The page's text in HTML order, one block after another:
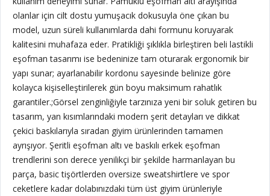
olanlar için cilt dostu yumuşacık dokusuyla öne çıkan bu
model, uzun süreli kullanımlarda dahi formunu koruyarak
kalitesini muhafaza eder. Pratikliği şıklıkla birleştiren beli lastikli
eşofman tasarımı ise bedeninize tam oturarak ergonomik bir
yapı sunar; ayarlanabilir kordonu sayesinde belinize göre
kolayca kişiselleştirilerek gün boyu maksimum rahatlık
garantiler.;Görsel zenginliğiyle tarzınıza yeni bir soluk getiren bu
tasarım, yan kısımlarındaki modern şerit detayları ve dikkat
çekici baskılarıyla sıradan giyim ürünlerinden tamamen
ayrışıyor. Şeritli eşofman altı ve baskılı erkek eşofman
trendlerini son derece yenilikçi bir şekilde harmanlayan bu
parça, basic tişörtlerden oversize sweatshirtlere ve spor
ceketlere kadar dolabınızdaki tüm üst giyim ürünleriyle